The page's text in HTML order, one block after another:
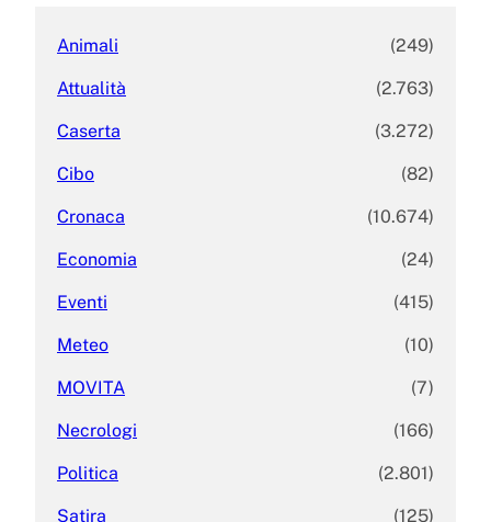
Animali (249)
Attualità (2.763)
Caserta (3.272)
Cibo (82)
Cronaca (10.674)
Economia (24)
Eventi (415)
Meteo (10)
MOVITA (7)
Necrologi (166)
Politica (2.801)
Satira (125)